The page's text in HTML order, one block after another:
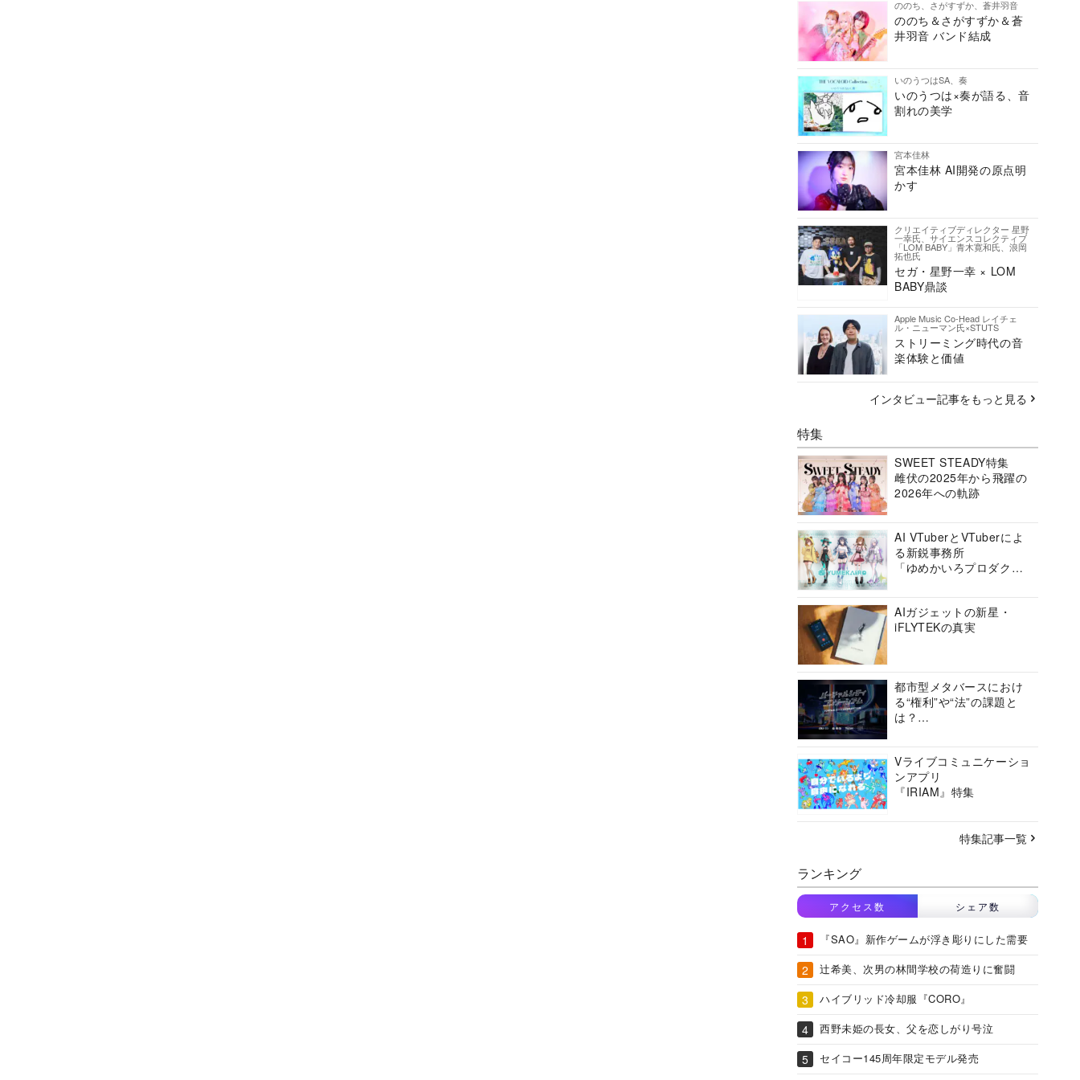
ののち、さがすずか、蒼井羽音
ののち＆さがすずか＆蒼
井羽音 バンド結成
いのうつはSA、奏
いのうつは×奏が語る、音
割れの美学
宮本佳林
宮本佳林 AI開発の原点明
かす
クリエイティブディレクター 星野
一幸氏、サイエンスコレクティブ
「LOM BABY」青木寛和氏、浪岡
拓也氏
セガ・星野一幸 × LOM
BABY鼎談
Apple Music Co-Head レイチェ
ル・ニューマン氏×STUTS
ストリーミング時代の音
楽体験と価値
インタビュー記事をもっと見る
特集
SWEET STEADY特集
雌伏の2025年から飛躍の
2026年への軌跡
AI VTuberとVTuberによ
る新鋭事務所
「ゆめかいろプロダクシ
AIガジェットの新星・
iFLYTEKの真実
都市型メタバースにおけ
る“権利”や“法”の課題と
は？
ーシアムの挑戦に迫る
Vライブコミュニケーショ
ンアプリ
『IRIAM』特集
特集記事一覧
ランキング
アクセス数 シェア数
『SAO』新作ゲームが浮き彫りにした需要
辻希美、次男の林間学校の荷造りに奮闘
ハイブリッド冷却服『CORO』
西野未姫の長女、父を恋しがり号泣
セイコー145周年限定モデル発売